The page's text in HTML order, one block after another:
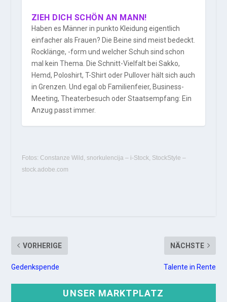
ZIEH DICH SCHÖN AN MANN!
Haben es Männer in punkto Kleidung eigentlich
einfacher als Frauen? Die Beine sind meist bedeckt.
Rocklänge, -form und welcher Schuh sind schon
mal kein Thema. Die Schnitt-Vielfalt bei Sakko,
Hemd, Poloshirt, T-Shirt oder Pullover hält sich auch
in Grenzen. Und egal ob Familienfeier, Business-
Meeting, Theaterbesuch oder Staatsempfang: Ein
Anzug passt immer.
Fotos: Constanze Wild, snorkulencija – i-Stock, StockStyle –
stock.adobe.com
VORHERIGE
Gedenkspende
NÄCHSTE
Talente in Rente
UNSER MARKTPLATZ